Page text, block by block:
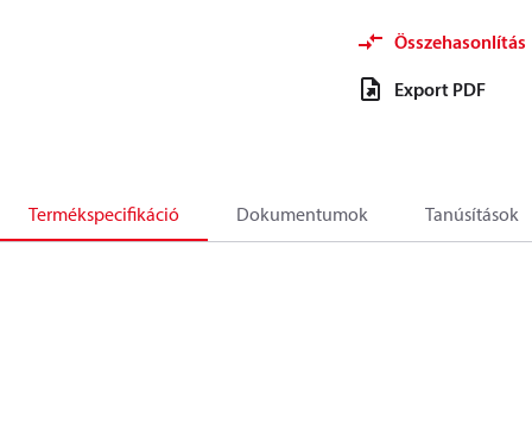
Összehasonlítás
Export PDF
Termékspecifikáció Dokumentumok Tanúsítások